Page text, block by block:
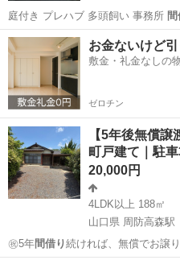
庭付き プレハブ 多頭飼い 事務所 間
駐…
静岡 富士市 土地販売/土地
お金ないけど
敷金・礼金なしの
ゼロチン
【5年後無償
町戸建て｜駐
20,000円
4LDK以上 188㎡
山口県 周防高森駅
㊗️5年間借り